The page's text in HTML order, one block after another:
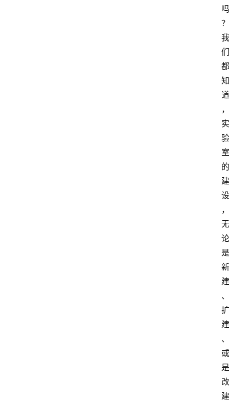
吗
？
我
们
都
知
道
，
实
验
室
的
建
设
，
无
论
是
新
建
、
扩
建
、
或
是
改
建